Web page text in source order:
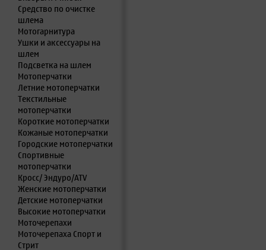
Средство по очистке
шлема
Мотогарнитура
Ушки и аксессуары на
шлем
Подсветка на шлем
Мотоперчатки
Летние мотоперчатки
Текстильные
мотоперчатки
Короткие мотоперчатки
Кожаные мотоперчатки
Городские мотоперчатки
Спортивные
мотоперчатки
Кросс/ Эндуро/ATV
Женские мотоперчатки
Детские мотоперчатки
Высокие мотоперчатки
Моточерепахи
Моточерепаха Спорт и
Стрит